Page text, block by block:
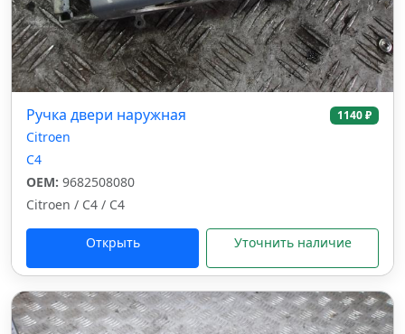
Ручка двери наружная 1140 ₽
Citroen
C4
OEM: 9682508080
Citroen / C4 / C4
Открыть Уточнить наличие